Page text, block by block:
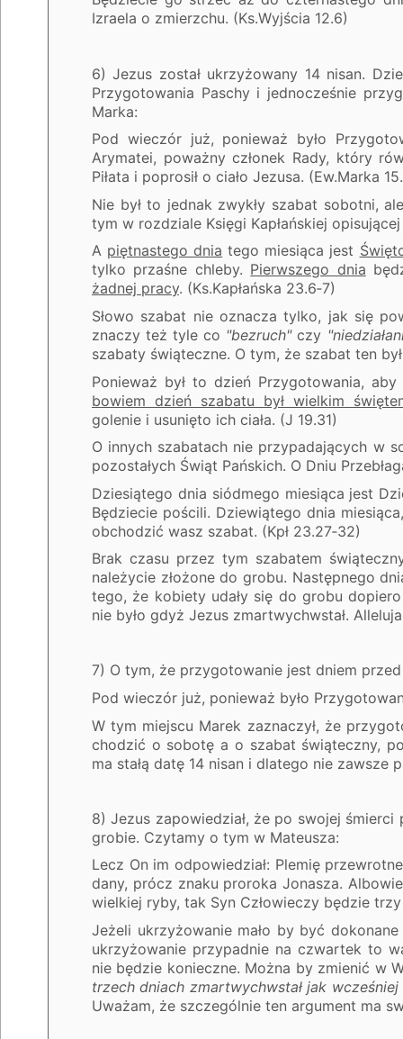
Izraela o zmierzchu. (Ks.Wyjścia 12.6)
6) Jezus został ukrzyżowany 14 nisan.
Przygotowania Paschy i jednocześnie
Marka:
Pod wieczór już, ponieważ było
Arymatei, poważny członek Rady, który
Piłata i poprosił o ciało Jezusa. (Ew.Marka
Nie był to jednak zwykły szabat sobotni,
tym w rozdziale Księgi Kapłańskiej
A piętnastego dnia tego miesiąca jest
tylko przaśne chleby. Pierwszego dnia
żadnej pracy. (Ks.Kapłańska 23.6‑7)
Słowo szabat nie oznacza tylko, jak się
znaczy też tyle co "bezruch"czy
szabaty świąteczne. O tym, że szabat ten
Ponieważ był to dzień Przygotowania,
bowiem dzień szabatu był wielkim
golenie i usunięto ich ciała. (J 19.31)
O innych szabatach nie przypadających w
pozostałych Świąt Pańskich. O Dniu
Dziesiątego dnia siódmego miesiąca jest
Będziecie pościli. Dziewiątego dnia
obchodzić wasz szabat. (Kpł 23.27‑32)
Brak czasu przez tym szabatem
należycie złożone do grobu. Następnego
tego, że kobiety udały się do grobu
nie było gdyż Jezus zmartwychwstał.
7) O tym, że przygotowanie jest dniem
Pod wieczór już, ponieważ było
W tym miejscu Marek zaznaczył, że
chodzić o sobotę a o szabat świąteczny,
ma stałą datę 14 nisan i dlatego nie zawsze
8) Jezus zapowiedział, że po swojej
grobie. Czytamy o tym w Mateusza:
Lecz On im odpowiedział: Plemię
dany, prócz znaku proroka Jonasza.
wielkiej ryby, tak Syn Człowieczy będzie
Jeżeli ukrzyżowanie mało by być
ukrzyżowanie przypadnie na czwartek to
nie będzie konieczne. Można by zmienić w
trzech dniach zmartwychwstał jak wcześniej
Uważam, że szczególnie ten argument ma